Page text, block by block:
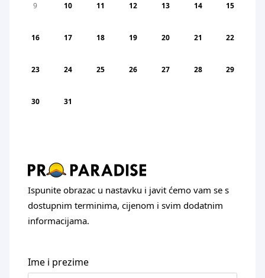
9 10 11 12 13 14 15
16 17 18 19 20 21 22
23 24 25 26 27 28 29
30 31
Ispunite obrazac u nastavku i javit ćemo vam se s
dostupnim terminima, cijenom i svim dodatnim
informacijama.
Ime i prezime